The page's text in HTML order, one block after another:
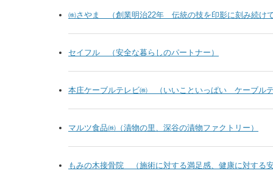
㈱さやま （創業明治22年 伝統の技を印影に刻み続けて
セイフル （安全な暮らしのパートナー）
本庄ケーブルテレビ㈱ （いいこといっぱい ケーブルテ
マルツ食品㈱（漬物の里、深谷の漬物ファクトリー）
もみの木接骨院 （施術に対する満足感、健康に対する安